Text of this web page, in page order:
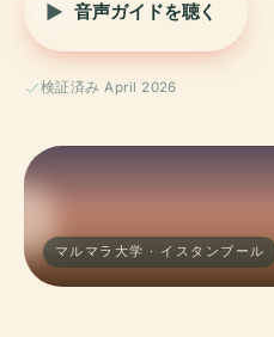
音声ガイドを聴く
検証済み April 2026
マルマラ大学 · イスタンブール